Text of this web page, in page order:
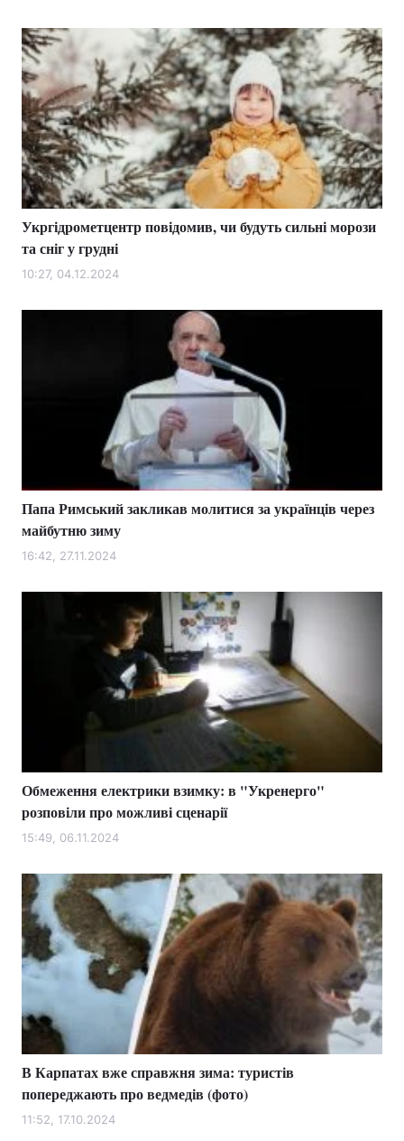
Укргідрометцентр повідомив, чи будуть сильні морози
та сніг у грудні
10:27, 04.12.2024
Папа Римський закликав молитися за українців через
майбутню зиму
16:42, 27.11.2024
Обмеження електрики взимку: в "Укренерго"
розповіли про можливі сценарії
15:49, 06.11.2024
В Карпатах вже справжня зима: туристів
попереджають про ведмедів (фото)
11:52, 17.10.2024